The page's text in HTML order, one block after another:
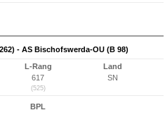
- AS Bischofswerda-OU (B 98)
L-Rang
617
(525)
Land
SN
BPL